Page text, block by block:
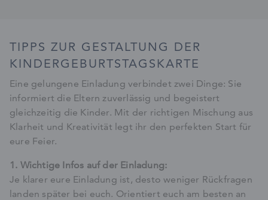
TIPPS ZUR GESTALTUNG DER
KINDERGEBURTSTAGSKARTE
Eine gelungene Einladung verbindet zwei Dinge: Sie
informiert die Eltern zuverlässig und begeistert
gleichzeitig die Kinder. Mit der richtigen Mischung aus
Klarheit und Kreativität legt ihr den perfekten Start für
eure Feier.
1. Wichtige Infos auf der Einladung:
Je klarer eure Einladung ist, desto weniger Rückfragen
landen später bei euch. Orientiert euch am besten an